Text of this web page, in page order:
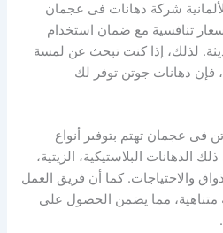
شركة دهانات فى عجمان
تنافسية مع ضمان استخدام
لذلك، إذا كنت تبحث عن لمسة
فإن دهانات جوتن توفر لك
فى عجمان تهتم بتوفىر أنواع
الدهانات البلاستيكية، الزيتية،
والاحتياجات. كما أن فريق العمل
متناهية، مما يضمن الحصول على